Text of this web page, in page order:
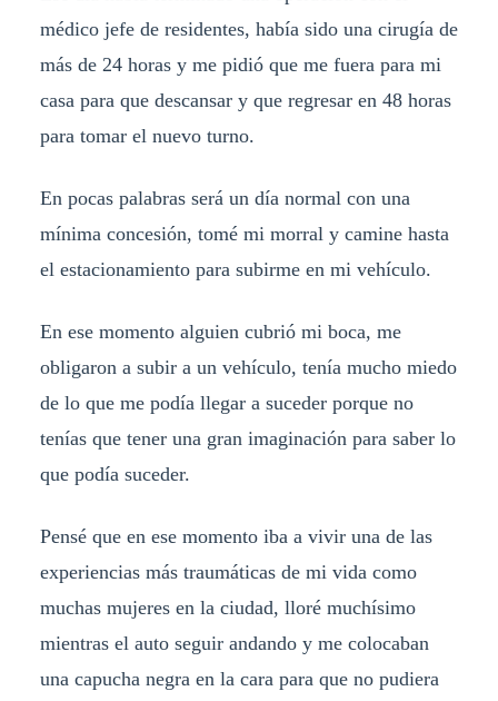
médico jefe de residentes, había sido una cirugía de
más de 24 horas y me pidió que me fuera para mi
casa para que descansar y que regresar en 48 horas
para tomar el nuevo turno.
En pocas palabras será un día normal con una
mínima concesión, tomé mi morral y camine hasta
el estacionamiento para subirme en mi vehículo.
En ese momento alguien cubrió mi boca, me
obligaron a subir a un vehículo, tenía mucho miedo
de lo que me podía llegar a suceder porque no
tenías que tener una gran imaginación para saber lo
que podía suceder.
Pensé que en ese momento iba a vivir una de las
experiencias más traumáticas de mi vida como
muchas mujeres en la ciudad, lloré muchísimo
mientras el auto seguir andando y me colocaban
una capucha negra en la cara para que no pudiera